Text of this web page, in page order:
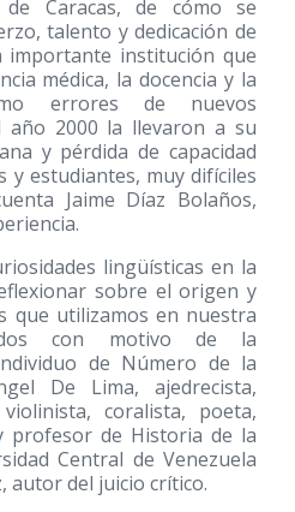
de Caracas, de cómo se
talento y dedicación de
importante institución que
médica, la docencia y la
errores de nuevos
año 2000 la llevaron a su
y pérdida de capacidad
y estudiantes, muy difíciles
Jaime Díaz Bolaños,
lingüísticas en la
sobre el origen y
que utilizamos en nuestra
con motivo de la
de Número de la
De Lima, ajedrecista,
coralista, poeta,
profesor de Historia de la
Central de Venezuela
autor del juicio crítico.